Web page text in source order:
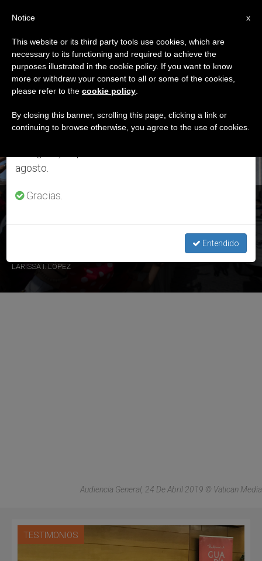
DÍA
Abril 24th, 2019
ÚLTIMAS NOTICIAS
Pascua: El Papa invita a experimentar a «Jesús vivo» para
LARISSA I. LÓPEZ
Audiencia General, 24 De Abril 2019 © Vatican Media
TESTIMONIOS
×
Aviso importante
Del 27 de julio al 7 de agosto haremos la pausa
anual, aprovechando que en el periodo de verano
se generan menos informaciones y también el
agosto.
Gracias.
Entendido
x
Notice
This website or its third party tools use cookies, which are
necessary to its functioning and required to achieve the
purposes illustrated in the cookie policy. If you want to know
more or withdraw your consent to all or some of the cookies,
please refer to the cookie policy
By closing this banner, scrolling this page, clicking a link or
continuing to browse otherwise, you agree to the use of cookies.